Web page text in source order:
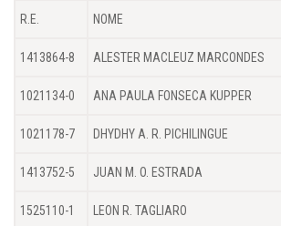
R.E. NOME
1413864-8 ALESTER MACLEUZ MARCONDES
1021134-0 ANA PAULA FONSECA KUPPER
1021178-7 DHYDHY A. R. PICHILINGUE
1413752-5 JUAN M. O. ESTRADA
1525110-1 LEON R. TAGLIARO